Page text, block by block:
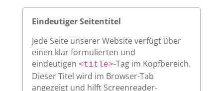
Eindeutiger Seitentitel
Jede Seite unserer Website verfügt über
einen klar formulierten und
eindeutigen <title>-Tag im Kopfbereich.
Dieser Titel wird im Browser-Tab
angezeigt und hilft Screenreader-